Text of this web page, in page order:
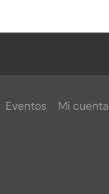
Eventos Mi cuenta